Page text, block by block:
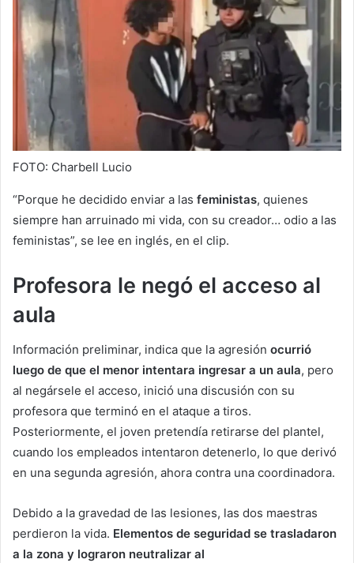
FOTO: Charbell Lucio
“Porque he decidido enviar a las feministas, quienes
siempre han arruinado mi vida, con su creador… odio a las
feministas”, se lee en inglés, en el clip.
Profesora le negó el acceso al
aula
Información preliminar, indica que la agresión ocurrió
luego de que el menor intentara ingresar a un aula, pero
al negársele el acceso, inició una discusión con su
profesora que terminó en el ataque a tiros.
Posteriormente, el joven pretendía retirarse del plantel,
cuando los empleados intentaron detenerlo, lo que derivó
en una segunda agresión, ahora contra una coordinadora.
Debido a la gravedad de las lesiones, las dos maestras
perdieron la vida. Elementos de seguridad se trasladaron
a la zona y lograron neutralizar al